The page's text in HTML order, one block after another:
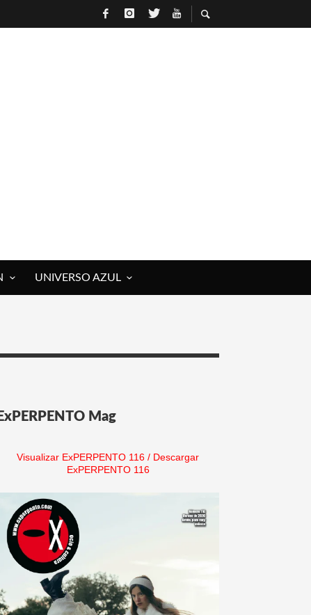
UNIVERSO AZUL
ExPERPENTO Mag
Visualizar ExPERPENTO 116 / Descargar
ExPERPENTO 116